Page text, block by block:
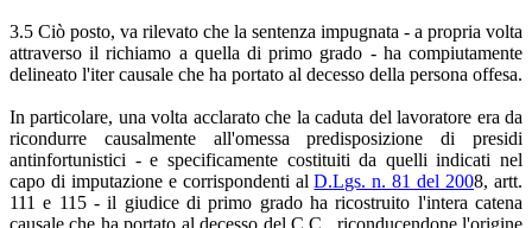
3.5 Ciò posto, va rilevato che la sentenza impugnata - a propria volta
attraverso il richiamo a quella di primo grado - ha compiutamente
delineato l'iter causale che ha portato al decesso della persona offesa.
In particolare, una volta acclarato che la caduta del lavoratore era da
ricondurre causalmente all'omessa predisposizione di presidi
antinfortunistici - e specificamente costituiti da quelli indicati nel
capo di imputazione e corrispondenti alD.Lgs. n. 81 del 2008, artt.
111 e 115 - il giudice di primo grado ha ricostruito l'intera catena
causale che ha portato al decesso del C.C., riconducendone l'origine